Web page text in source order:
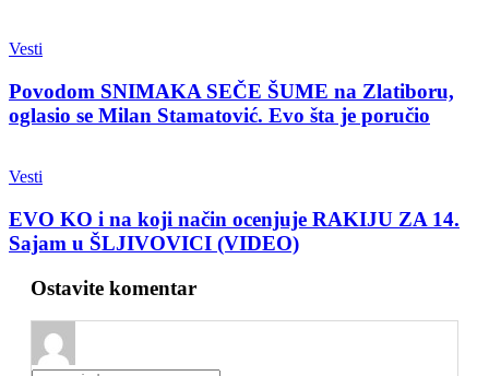
Vesti
Povodom SNIMAKA SEČE ŠUME na Zlatiboru,
oglasio se Milan Stamatović. Evo šta je poručio
Vesti
EVO KO i na koji način ocenjuje RAKIJU ZA 14.
Sajam u ŠLJIVOVICI (VIDEO)
Ostavite komentar